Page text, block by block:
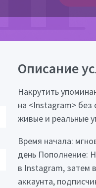
Описание
Накрутить
на <Instagram> без
живые и реальные
Время начала:
день Пополнение:
в Instagram, затем
аккаунта,